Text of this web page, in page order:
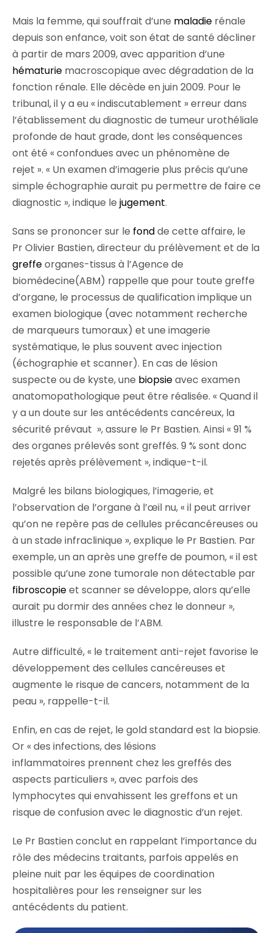
Mais la femme, qui souffrait d’une maladie rénale
depuis son enfance, voit son état de santé décliner
à partir de mars 2009, avec apparition d’une
hématurie macroscopique avec dégradation de la
fonction rénale. Elle décède en juin 2009. Pour le
tribunal, il y a eu « indiscutablement » erreur dans
l’établissement du diagnostic de tumeur urothéliale
profonde de haut grade, dont les conséquences
ont été « confondues avec un phénomène de
rejet ». « Un examen d’imagerie plus précis qu’une
simple échographie aurait pu permettre de faire ce
diagnostic », indique le jugement.
Sans se prononcer sur le fondde cette affaire, le
Pr Olivier Bastien, directeur du prélèvement et de la
greffeorganes-tissus à l’Agence de
biomédecine(ABM) rappelle que pour toute greffe
d’organe, le processus de qualification implique un
examen biologique (avec notamment recherche
de marqueurs tumoraux) et une imagerie
systématique, le plus souvent avec injection
(échographie et scanner). En cas de lésion
suspecte ou de kyste, une biopsieavec examen
anatomopathologique peut être réalisée. « Quand il
y a un doute sur les antécédents cancéreux, la
sécurité prévaut », assure le Pr Bastien. Ainsi « 91 %
des organes prélevés sont greffés. 9 % sont donc
rejetés après prélèvement », indique-t-il.
Malgré les bilans biologiques, l’imagerie, et
l’observation de l’organe à l’œil nu, « il peut arriver
qu’on ne repère pas de cellules précancéreuses ou
à un stade infraclinique », explique le Pr Bastien. Par
exemple, un an après une greffe de poumon, « il est
possible qu’une zone tumorale non détectable par
fibroscopieet scanner se développe, alors qu’elle
aurait pu dormir des années chez le donneur »,
illustre le responsable de l’ABM.
Autre difficulté, « le traitement anti-rejet favorise le
développement des cellules cancéreuses et
augmente le risque de cancers, notamment de la
peau », rappelle-t-il.
Enfin, en cas de rejet, le gold standard est la biopsie.
Or « des infections, des lésions
inflammatoires prennent chez les greffés des
aspects particuliers », avec parfois des
lymphocytes qui envahissent les greffons et un
risque de confusion avec le diagnostic d’un rejet.
Le Pr Bastien conclut en rappelant l’importance du
rôle des médecins traitants, parfois appelés en
pleine nuit par les équipes de coordination
hospitalières pour les renseigner sur les
antécédents du patient.